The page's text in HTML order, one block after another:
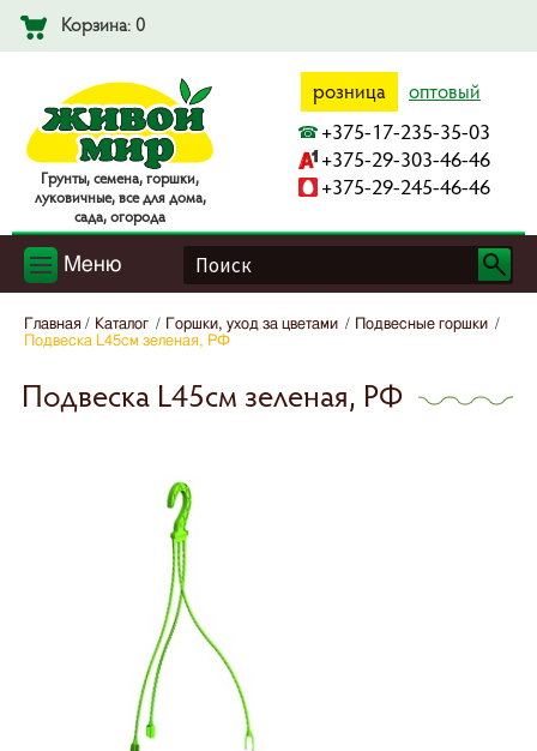
Корзина: 0
Гpyнты, ceмeнa, гopшки,
лyкoвичныe, вce для дoмa,
caдa, oгopoдa
розница оптовый
+375-17-235-35-03
+375-29-303-46-46
+375-29-245-46-46
Меню
Главная Каталог Горшки, уход за цветами
Подвесные горшки
Подвеска L45см зеленая, РФ
Подвеска L45см зеленая, РФ